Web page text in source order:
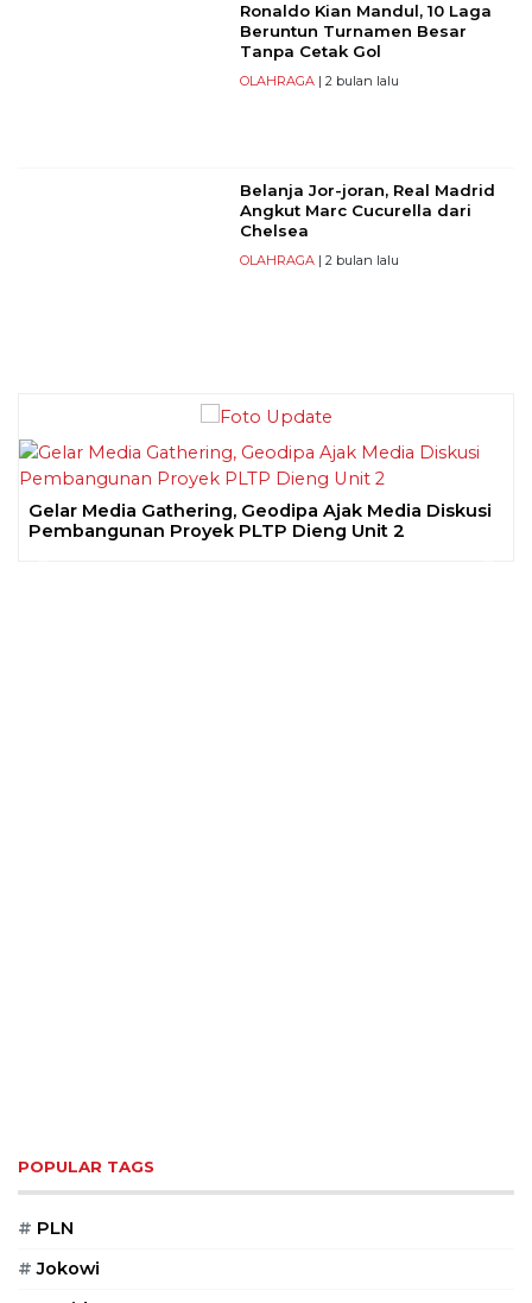
Ronaldo Kian Mandul, 10 Laga
Beruntun Turnamen Besar
Tanpa Cetak Gol
OLAHRAGA| 2 bulan lalu
Belanja Jor-joran, Real Madrid
Angkut Marc Cucurella dari
Chelsea
OLAHRAGA| 2 bulan lalu
Gelar Media Gathering, Geodipa Ajak Media Diskusi
Pembangunan Proyek PLTP Dieng Unit 2
POPULAR TAGS
# PLN
# Jokowi